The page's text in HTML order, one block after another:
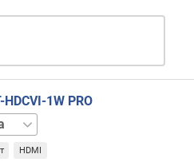
HDCVI-1W PRO
HDMI